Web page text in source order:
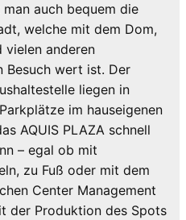
auch bequem die
welche mit dem Dom,
vielen anderen
Besuch wert ist. Der
liegen in
im hauseigenen
AQUIS PLAZA schnell
– egal ob mit
zu Fuß oder mit dem
Center Management
der Produktion des Spots